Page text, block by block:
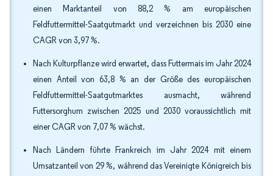
einen Marktanteil von 88,2 % am europäischen
Feldfuttermittel-Saatgutmarkt und verzeichnen bis 2030 eine
CAGR von 3,97 %.
Nach Kulturpflanze wird erwartet, dass Futtermais im Jahr 2024
einen Anteil von 63,8 % an der Größe des europäischen
Feldfuttermittel-Saatgutmarktes ausmacht, während
Futtersorghum zwischen 2025 und 2030 voraussichtlich mit
einer CAGR von 7,07 % wächst.
Nach Ländern führte Frankreich im Jahr 2024 mit einem
Umsatzanteil von 29 %, während das Vereinigte Königreich bis